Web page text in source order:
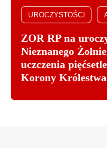
UROCZYSTOŚCI
ZOR RP na
Nieznanego
uczczenia
Korony